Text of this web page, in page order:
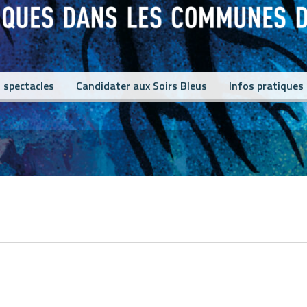
Candidater aux Soirs Bleus Infos pratiques